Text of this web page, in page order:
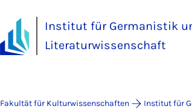
Institut für Germanistik
Literaturwissenschaft
Fakultät für Kulturwissenschaften Institut für